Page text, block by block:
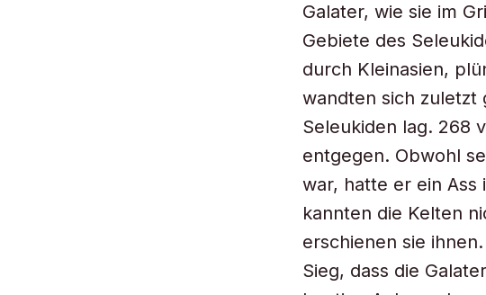
Galater, wie sie im
Gebiete des
durch Kleinasien,
wandten sich zuletzt
Seleukiden lag. 268
entgegen. Obwohl
war, hatte er ein Ass
kannten die Kelten
erschienen sie
Sieg, dass die